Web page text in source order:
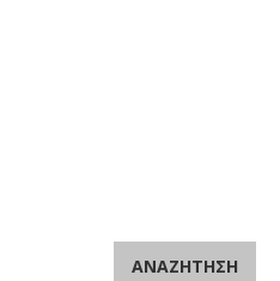
ΑΝΑΖΉΤΗΣΗ